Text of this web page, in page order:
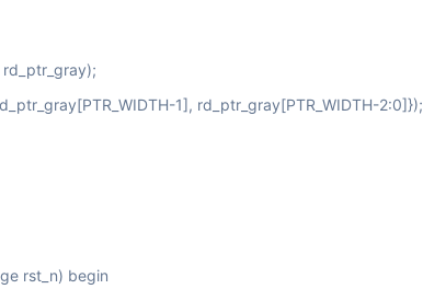
1], rd_ptr_gray[PTR_WIDTH-2:0]});
rst_n) begin